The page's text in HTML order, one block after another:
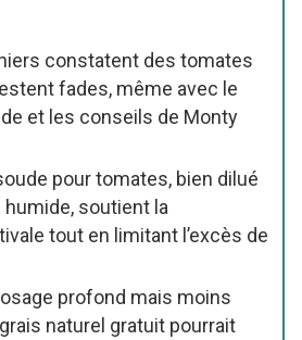
constatent des tomates
fades, même avec le
et les conseils de Monty
pour tomates, bien dilué
soutient la
tout en limitant l’excès de
profond mais moins
naturel gratuit pourrait